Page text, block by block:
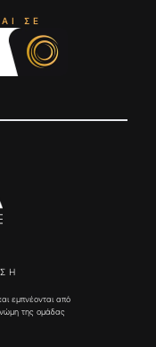
ΣΕ
εμπνέονται από
της ομάδας